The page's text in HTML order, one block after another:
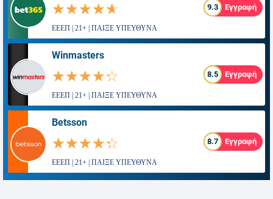
☆☆☆☆☆
★★★★★ 9.3 Εγγραφή
ΕΕΕΠ | 21+ | ΠΑΙΞΕ ΥΠΕΥΘΥΝΑ
Winmasters
☆☆☆☆☆
★★★★★ 8.5 Εγγραφή
ΕΕΕΠ | 21+ | ΠΑΙΞΕ ΥΠΕΥΘΥΝΑ
Betsson
☆☆☆☆☆
★★★★★ 8.7 Εγγραφή
ΕΕΕΠ | 21+ | ΠΑΙΞΕ ΥΠΕΥΘΥΝΑ